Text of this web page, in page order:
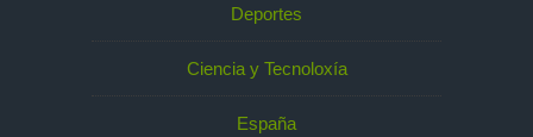
Deportes
Ciencia y Tecnoloxía
España